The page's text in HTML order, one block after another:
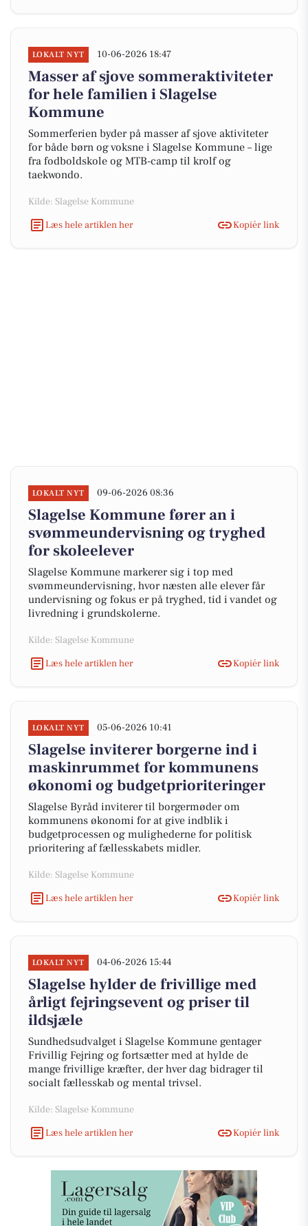
LOKALT NYT 10-06-2026 18:47
Masser af sjove sommeraktiviteter
for hele familien i Slagelse
Kommune
Sommerferien byder på masser af sjove aktiviteter
for både børn og voksne i Slagelse Kommune – lige
fra fodboldskole og MTB-camp til krolf og
taekwondo.
Kilde: Slagelse Kommune
Læs hele artiklen her
Kopiér link
LOKALT NYT 09-06-2026 08:36
Slagelse Kommune fører an i
svømmeundervisning og tryghed
for skoleelever
Slagelse Kommune markerer sig i top med
svømmeundervisning, hvor næsten alle elever får
undervisning og fokus er på tryghed, tid i vandet og
livredning i grundskolerne.
Kilde: Slagelse Kommune
Læs hele artiklen her
Kopiér link
LOKALT NYT 05-06-2026 10:41
Slagelse inviterer borgerne ind i
maskinrummet for kommunens
økonomi og budgetprioriteringer
Slagelse Byråd inviterer til borgermøder om
kommunens økonomi for at give indblik i
budgetprocessen og mulighederne for politisk
prioritering af fællesskabets midler.
Kilde: Slagelse Kommune
Læs hele artiklen her
Kopiér link
LOKALT NYT 04-06-2026 15:44
Slagelse hylder de frivillige med
årligt fejringsevent og priser til
ildsjæle
Sundhedsudvalget i Slagelse Kommune gentager
Frivillig Fejring og fortsætter med at hylde de
mange frivillige kræfter, der hver dag bidrager til
socialt fællesskab og mental trivsel.
Kilde: Slagelse Kommune
Læs hele artiklen her
Kopiér link